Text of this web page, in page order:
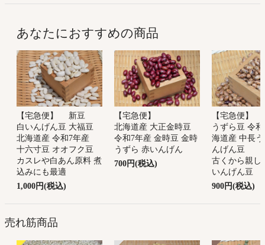
あなたにおすすめの商品
【宅急便】 新豆
白いんげん豆 大福豆
北海道産 令和7年産
十六寸豆 オオフク豆
カスレや白あん原料 煮
込みにも最適
1,000円(税込)
【宅急便】
北海道産 大正金時豆
令和7年産 金時豆 金時
うずら 赤いんげん
700円(税込)
【宅急便】
うずら豆 令
海道産 中長
んげん豆
古くから親し
いんげん豆
900円(税込)
売れ筋商品